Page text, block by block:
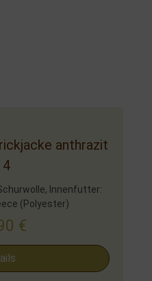
anthrazit
Innenfutter:
(Polyester)
€